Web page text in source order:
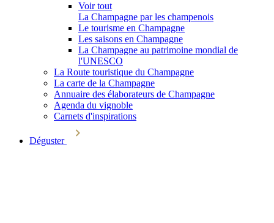
Voir tout
La Champagne par les champenois
Le tourisme en Champagne
Les saisons en Champagne
La Champagne au patrimoine mondial de
l'UNESCO
La Route touristique du Champagne
La carte de la Champagne
Annuaire des élaborateurs de Champagne
Agenda du vignoble
Carnets d'inspirations
Déguster